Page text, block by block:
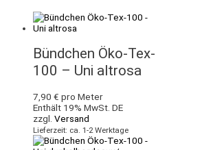
Bündchen Öko-Tex-
100 – Uni altrosa
7,90 € pro Meter
Enthält 19% MwSt. DE
zzgl. Versand
Lieferzeit: ca. 1-2 Werktage